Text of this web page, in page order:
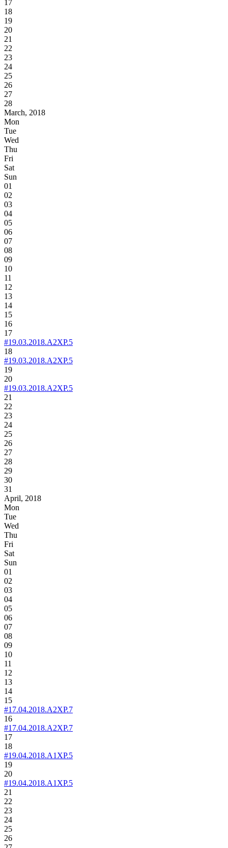
17
18
19
20
21
22
23
24
25
26
27
28
March, 2018
Mon
Tue
Wed
Thu
Fri
Sat
Sun
01
02
03
04
05
06
07
08
09
10
11
12
13
14
15
16
17
#19.03.2018.A2XP.5
18
#19.03.2018.A2XP.5
19
20
#19.03.2018.A2XP.5
21
22
23
24
25
26
27
28
29
30
31
April, 2018
Mon
Tue
Wed
Thu
Fri
Sat
Sun
01
02
03
04
05
06
07
08
09
10
11
12
13
14
15
#17.04.2018.A2XP.7
16
#17.04.2018.A2XP.7
17
18
#19.04.2018.A1XP.5
19
20
#19.04.2018.A1XP.5
21
22
23
24
25
26